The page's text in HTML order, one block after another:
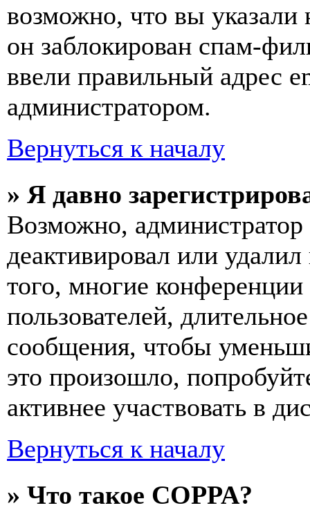
возможно, что вы
он заблокирован спам-
ввели правильный адрес
администратором.
Вернуться к началу
» Я давно
Возможно,
деактивировал или
того, многие
пользователей,
сообщения, чтобы
это произошло,
активнее участвовать в
Вернуться к началу
» Что такое COPPA?